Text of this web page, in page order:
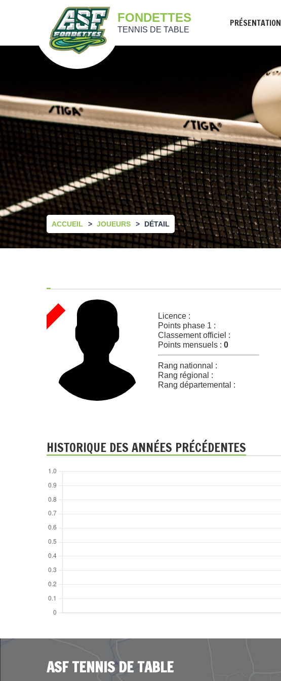
FONDETTES
TENNIS DE TABLE
PRÉSENTATION
ACCUEIL JOUEURS DÉTAIL
Licence :
Points phase 1 :
Classement officiel :
Points mensuels : 0
Rang nationnal :
Rang régional :
Rang départemental :
HISTORIQUE DES ANNÉES PRÉCÉDENTES
ASF TENNIS DE TABLE